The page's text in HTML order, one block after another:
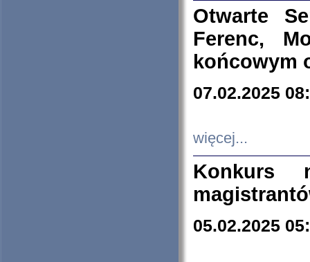
Otwarte
Ferenc,
końcowym
07.02.2025
więcej...
Konkurs
05.02.2025